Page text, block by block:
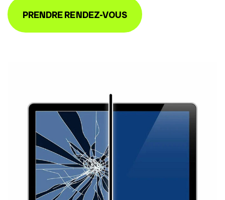
PRENDRE RENDEZ-VOUS